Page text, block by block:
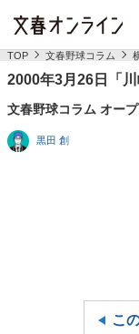
TOP 文春野球コラム
2000年3月26日「
文春野球コラム オー
黒田 創
こ